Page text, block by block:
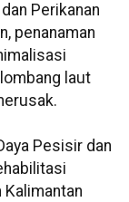
Perikanan
penanaman
laut
Pesisir dan